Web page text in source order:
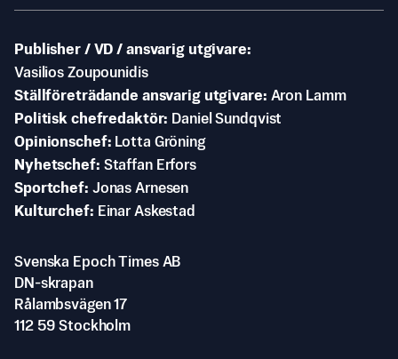
Publisher / VD / ansvarig utgivare
Vasilios Zoupounidis
Ställföreträdande ansvarig utgivare Aron Lamm
Politisk chefredaktör
Daniel Sundqvist
Opinionschef
Lotta Gröning
Nyhetschef Staffan Erfors
Sportchef Jonas Arnesen
Kulturchef
Einar Askestad
Svenska Epoch Times AB
DN-skrapan
Rålambsvägen 17
112 59 Stockholm